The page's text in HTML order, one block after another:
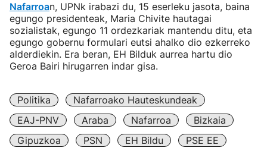
Nafarroan, UPNk irabazi du, 15 eserleku jasota, baina
egungo presidenteak, Maria Chivite hautagai
sozialistak, egungo 11 ordezkariak mantendu ditu, eta
egungo gobernu formulari eutsi ahalko dio ezkerreko
alderdiekin. Era beran, EH Bilduk aurrea hartu dio
Geroa Bairi hirugarren indar gisa.
Politika
Nafarroako Hauteskundeak
EAJ-PNV
Araba Nafarroa
Bizkaia
Gipuzkoa
PSN EH Bildu
PSE EE